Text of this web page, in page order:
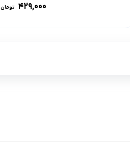
۴۲۹,۰۰۰ تومان